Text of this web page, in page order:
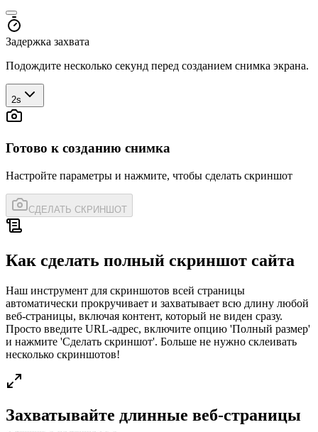
Задержка захвата
Подождите несколько секунд перед созданием снимка экрана.
2s
Готово к созданию снимка
Настройте параметры и нажмите, чтобы сделать скриншот
СДЕЛАТЬ СКРИНШОТ
Как сделать полный скриншот сайта
Наш инструмент для скриншотов всей страницы
автоматически прокручивает и захватывает всю длину любой
веб-страницы, включая контент, который не виден сразу.
Просто введите URL-адрес, включите опцию 'Полный размер'
и нажмите 'Сделать скриншот'. Больше не нужно склеивать
несколько скриншотов!
Захватывайте длинные веб-страницы